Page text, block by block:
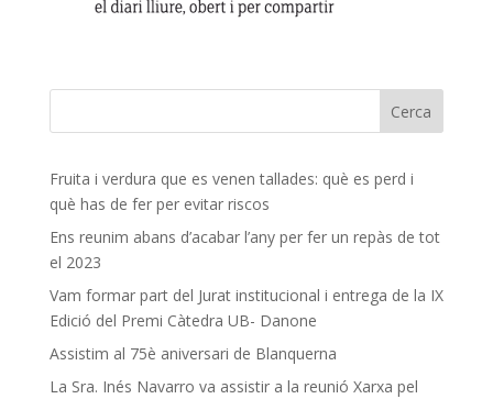
Fruita i verdura que es venen tallades: què es perd i
què has de fer per evitar riscos
Ens reunim abans d’acabar l’any per fer un repàs de tot
el 2023
Vam formar part del Jurat institucional i entrega de la IX
Edició del Premi Càtedra UB- Danone
Assistim al 75è aniversari de Blanquerna
La Sra. Inés Navarro va assistir a la reunió Xarxa pel